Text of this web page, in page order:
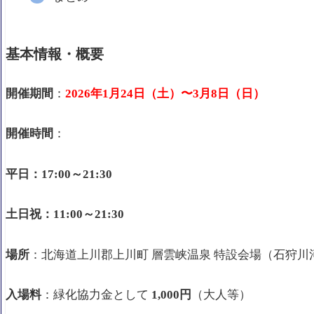
基本情報・概要
開催期間 ： 2026年1月24日（土）〜3月8日（日）
開催時間 ：
平日：17:00～21:30
土日祝：11:00～21:30
場所 ：北海道上川郡上川町 層雲峡温泉 特設会場（石狩川
入場料：緑化協力金として 1,000円 （大人等）